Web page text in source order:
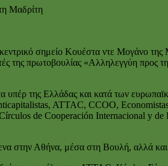
Μαδρίτη
σημείο Κουέστα ντε Μογάνο της
της πρωτοβουλίας «Αλληλεγγύη προς
υπέρ της Ελλάδας και κατά των
ATTAC, CCOO,
de Cooperación Internacional y de
στην Αθήνα, μέσα στη Βουλή, αλλά